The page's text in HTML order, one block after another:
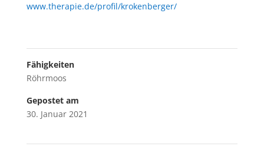
www.therapie.de/profil/krokenberger/
Fähigkeiten
Röhrmoos
Gepostet am
30. Januar 2021